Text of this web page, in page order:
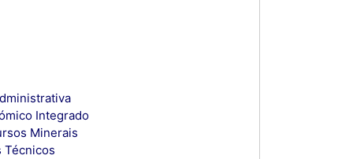
Integrado
Minerais
Técnicos